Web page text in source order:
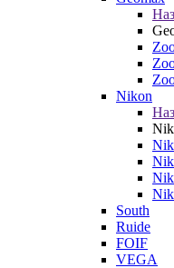
Nikon
South
Ruide
FOIF
VEGA